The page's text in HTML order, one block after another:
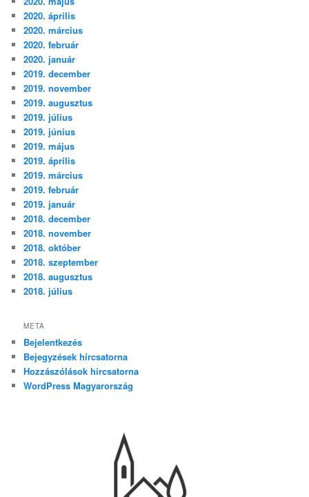
2020. április
2020. március
2020. február
2020. január
2019. december
2019. november
2019. augusztus
2019. július
2019. június
2019. május
2019. április
2019. március
2019. február
2019. január
2018. december
2018. november
2018. október
2018. szeptember
2018. augusztus
2018. július
META
Bejelentkezés
Bejegyzések hírcsatorna
Hozzászólások hírcsatorna
WordPress Magyarország